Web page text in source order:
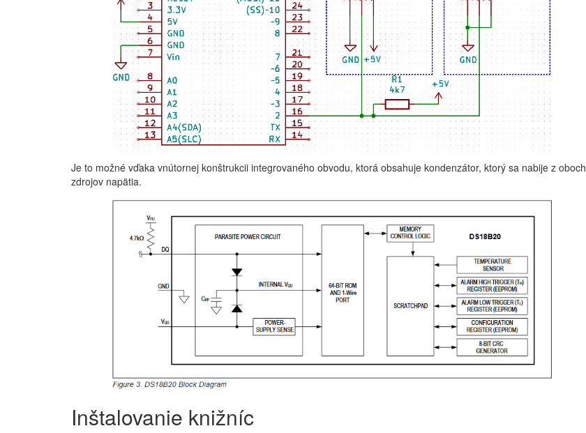
Je to možné vďaka vnútornej konštrukcii integrovaného obvodu, ktorá obsahuje kondenzátor, ktorý sa nabije z oboch
zdrojov napätia.
Inštalovanie knižníc